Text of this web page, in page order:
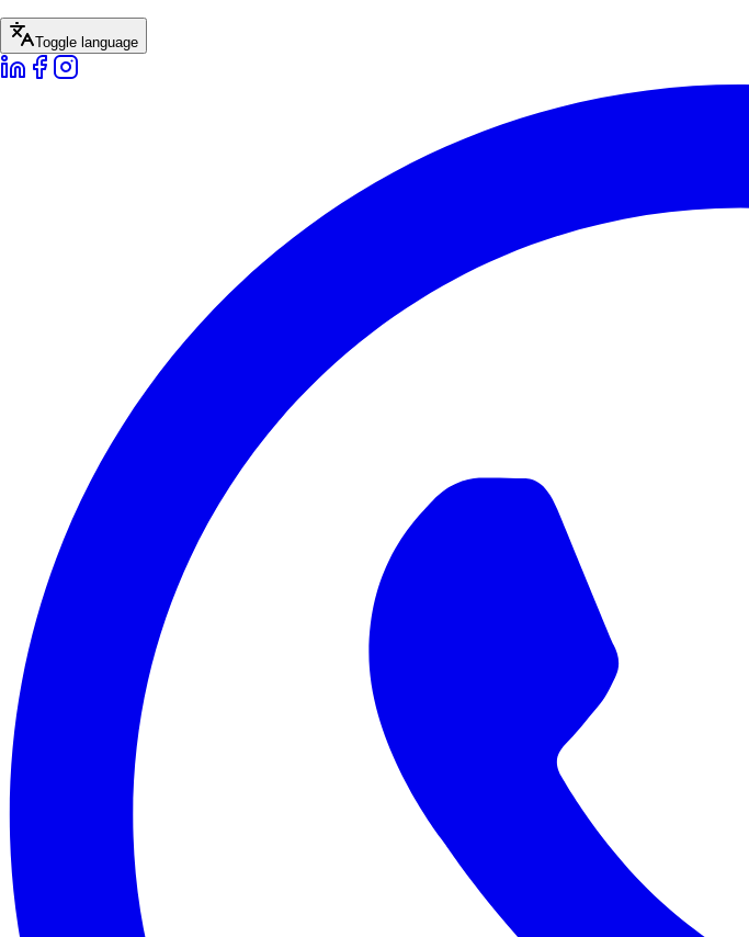
Toggle language